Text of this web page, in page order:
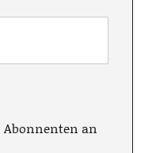
Abonnenten an